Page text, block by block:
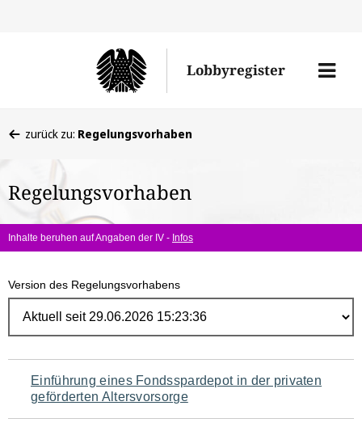
Lobbyregister
Menü
befinden
hier:
zurück zu: Regelungsvorhaben
Regelungsvorhaben
Inhalte beruhen auf Angaben der IV - Infos
Version des Regelungsvorhabens
Navigation
für
Einführung eines Fondsspardepot in der privaten
geförderten Altersvorsorge